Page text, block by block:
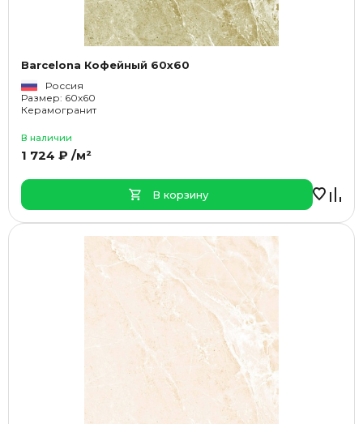
Barcelona Кофейный 60x60
Россия
Размер: 60x60
Керамогранит
В наличии
1 724 ₽ /м²
В корзину